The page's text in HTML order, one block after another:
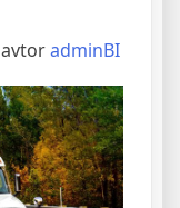
avtoradminBI